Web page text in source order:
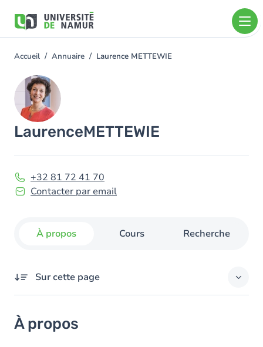
contenu
You
here
Accueil Annuaire Laurence METTEWIE
Image
LaurenceMETTEWIE
+32 81 72 41 70
Contacter par email
À propos Cours Recherche
Sur cette page
Domaines d'expertises
À propos